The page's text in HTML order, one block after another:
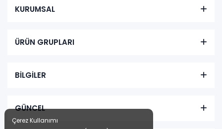
KURUMSAL
ÜRÜN GRUPLARI
BİLGİLER
GÜNCEL
Çerez Kullanımı